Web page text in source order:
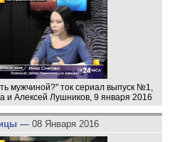
мужчиной?" ток сериал выпуск №1,
и Алексей Лушников, 9 января 2016
— 08 Января 2016